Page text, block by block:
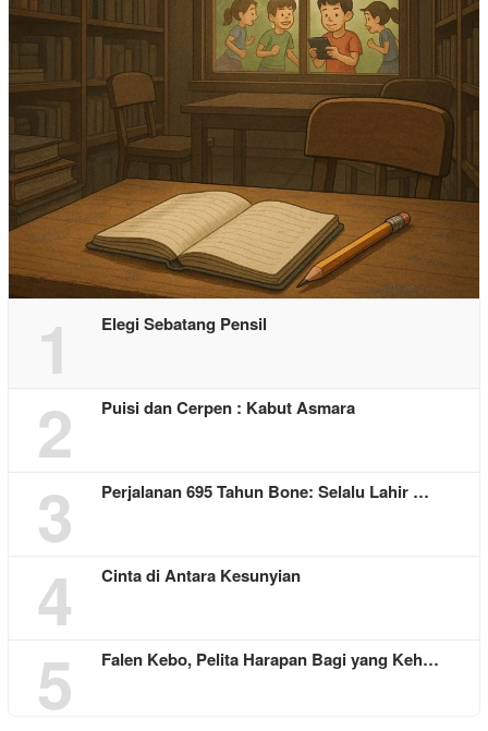
1 Elegi Sebatang Pensil
2 Puisi dan Cerpen : Kabut Asmara
3 Perjalanan 695 Tahun Bone: Selalu Lahir …
4 Cinta di Antara Kesunyian
5 Falen Kebo, Pelita Harapan Bagi yang Keh…